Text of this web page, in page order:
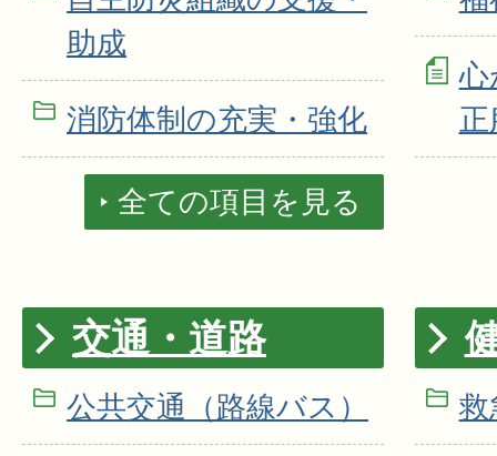
助成
消防体制の充実・強化
全ての項目を見る
心
正
交通・道路
公共交通（路線バス） 救